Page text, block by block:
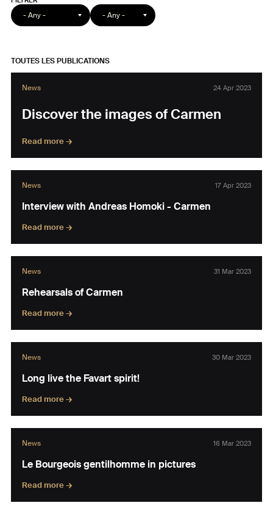
Format
Catégorie
article
TOUTES LES PUBLICATIONS
News 24 Apr 2023
Discover the images of Carmen
Read more →
News 17 Apr 2023
Interview with Andreas Homoki - Carmen
Read more →
News 31 Mar 2023
Rehearsals of Carmen
Read more →
News 30 Mar 2023
Long live the Favart spirit!
Read more →
News 16 Mar 2023
Le Bourgeois gentilhomme in pictures
Read more →